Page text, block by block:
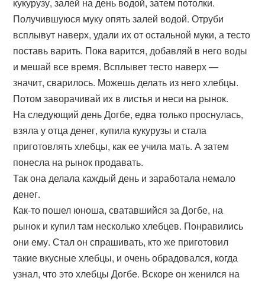
Получившуюся муку опять залей водой. Отруби
всплывут наверх, удали их от остальной муки, а тесто
поставь варить. Пока варится, добавляй в него воды
и мешай все время. Всплывет тесто наверх —
значит, сварилось. Можешь делать из него хлебцы.
Потом заворачивай их в листья и неси на рынок.
На следующий день Догбе, едва только проснулась,
взяла у отца денег, купила кукурузы и стала
приготовлять хлебцы, как ее учила мать. А затем
понесла на рынок продавать.
Так она делала каждый день и заработала немало
денег.
Как-то пошел юноша, сватавшийся за Догбе, на
рынок и купил там несколько хлебцев. Понравились
они ему. Стал он спрашивать, кто же приготовил
такие вкусные хлебцы, и очень обрадовался, когда
узнал, что это хлебцы Догбе. Вскоре он женился на